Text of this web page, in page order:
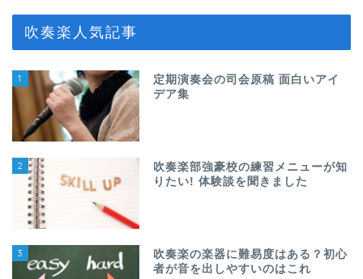
吹奏楽人気記事
1
定期演奏会の司会原稿 面白いアイ
デア集
2
吹奏楽部強豪校の練習メニューが知
りたい! 体験談を聞きました
3
吹奏楽の楽器に難易度はある？初心
者が音を出しやすいのはこれ